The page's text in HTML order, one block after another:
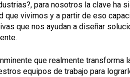
para nosotros la clave ha
que vivimos y a partir de eso
que nos ayudan a diseñar
que realmente transforma
equipos de trabajo para